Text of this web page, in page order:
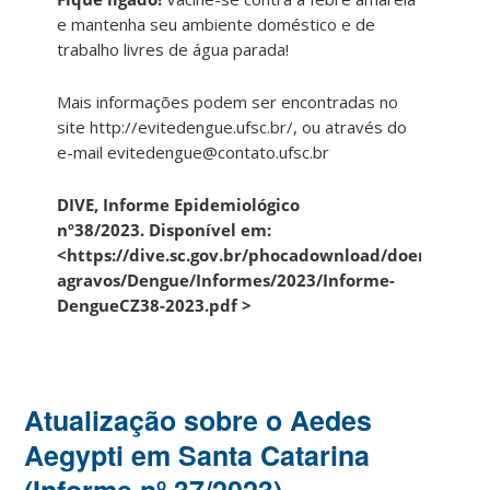
e mantenha seu ambiente doméstico e de
trabalho livres de água parada!
Mais informações podem ser encontradas no
site http://evitedengue.ufsc.br/, ou através do
e-mail evitedengue@contato.ufsc.br
DIVE, Informe Epidemiológico
nº38/2023. Disponível em:
<https://dive.sc.gov.br/phocadownload/doencas-
agravos/Dengue/Informes/2023/Informe-
DengueCZ38-2023.pdf >
Atualização sobre o Aedes
Aegypti em Santa Catarina